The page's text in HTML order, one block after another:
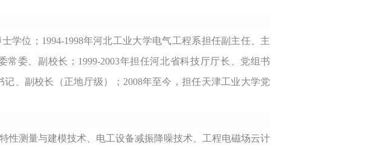
学位；1994-1998年河北工业大学电气工程系担任副主任、主
常委、副校长；1999-2003年担任河北省科技厅厅长、党组书
记、副校长（正地厅级）；2008年至今，担任天津工业大学党
性测量与建模技术、电工设备减振降噪技术、工程电磁场云计